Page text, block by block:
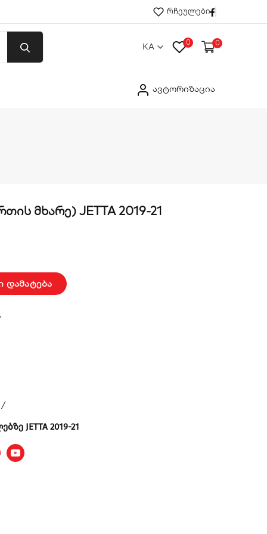
რჩეულები Facebook
KA 0 0
ავტორიზაცია
მხარე) JETTA 2019-21
დამატება
JETTA 2019-21
Youtube